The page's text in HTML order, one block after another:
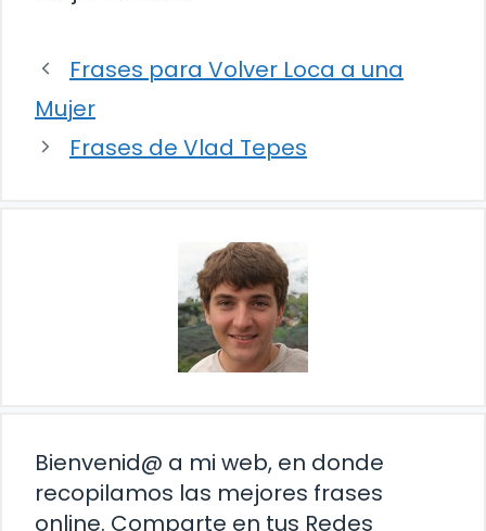
Frases para Volver Loca a una
Mujer
Frases de Vlad Tepes
Bienvenid@ a mi web, en donde
recopilamos las mejores frases
online. Comparte en tus Redes